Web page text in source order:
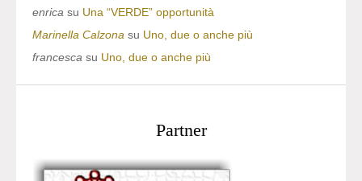
enrica su Una “VERDE” opportunità
Marinella Calzona su Uno, due o anche più
francesca su Uno, due o anche più
Partner